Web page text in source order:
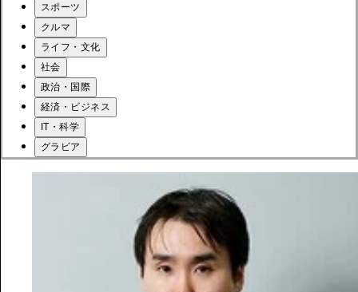
スポーツ
クルマ
ライフ・文化
社会
政治・国際
経済・ビジネス
IT・科学
グラビア